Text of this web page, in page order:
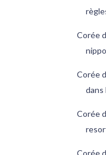
Corée
Corée
dans
Corée